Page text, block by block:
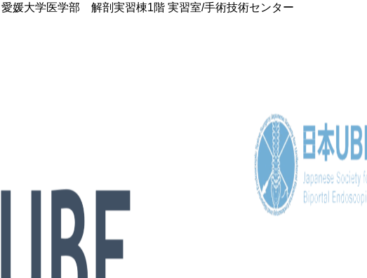
媛大学医学部 解剖実習棟1階 実習室/手術技術センター